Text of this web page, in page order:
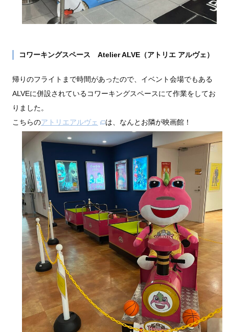
コワーキングスペース Atelier ALVE（アトリエ アルヴェ）
帰りのフライトまで時間があったので、イベント会場でもある
ALVEに併設されているコワーキングスペースにて作業をしてお
りました。
こちらのアトリエアルヴェ は、なんとお隣が映画館！